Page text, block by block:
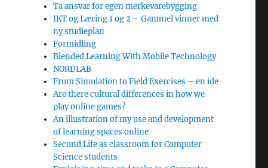
Ta ansvar for egen merkevarebygging
IKT og Læring 1 og 2 – Gammel vinner med
ny studieplan
Formidling
Blended Learning With Mobile Technology
NORDLAB
From Simulation to Field Exercises – en ide
Are there cultural differences in how we
play online games?
An illustration of my use and development
of learning spaces online
Second Life as classroom for Computer
Science students